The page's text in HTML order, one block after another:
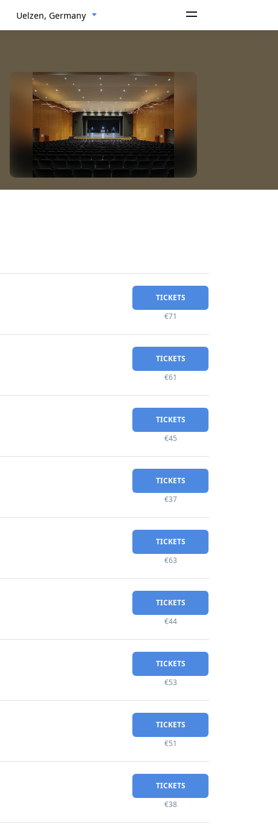
Uelzen, Germany
TICKETS
€71
TICKETS
€61
TICKETS
€45
TICKETS
€37
TICKETS
€63
TICKETS
€44
TICKETS
€53
TICKETS
€51
TICKETS
€38